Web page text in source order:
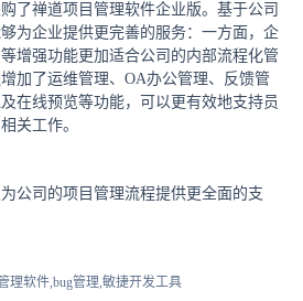
了禅道项目管理软件企业版。基于公司
为企业提供更完善的服务：一方面，企
增强功能更加适合公司的内部流程化管
加了运维管理、OA办公管理、反馈管
在线预览等功能，可以更有效地支持员
关工作。
公司的项目管理流程提供更全面的支
理软件,bug管理,敏捷开发工具